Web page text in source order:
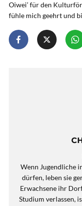
Oiwei’ für den
fühle mich geehrt und
Wenn Jugendliche
dürfen, leben sie
Erwachsene ihr
Studium verlassen,